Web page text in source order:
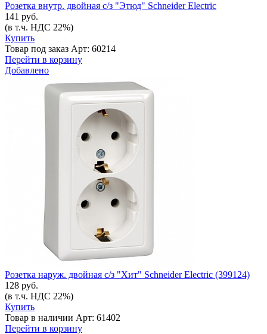
Розетка внутр. двойная с/з "Этюд" Schneider Electric
141 руб.
(в т.ч. НДС 22%)
Купить
Товар под заказ Арт: 60214
Перейти в корзину
Добавлено
Розетка наруж. двойная с/з "Хит" Schneider Electric (399124)
128 руб.
(в т.ч. НДС 22%)
Купить
Товар в наличии Арт: 61402
Перейти в корзину